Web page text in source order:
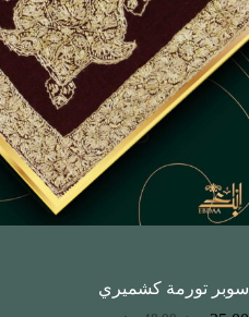
سوبر تورمة كشميري